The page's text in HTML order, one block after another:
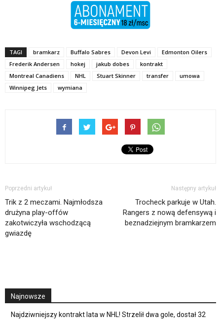
TAGI bramkarz Buffalo Sabres Devon Levi
Edmonton Oilers
Frederik Andersen
hokej jakub dobes
kontrakt
Montreal Canadiens
NHL Stuart Skinner transfer
umowa
Winnipeg Jets
wymiana
Poprzedni artykuł
Trik z 2 meczami. Najmłodsza
drużyna play-offów
zakotwiczyła wschodzącą
gwiazdę
Następny artykuł
Trocheck parkuje w Utah.
Rangers z nową defensywą i
beznadziejnym bramkarzem
Najnowsze
Najdziwniejszy kontrakt lata w NHL! Strzelił dwa gole, dostał 32